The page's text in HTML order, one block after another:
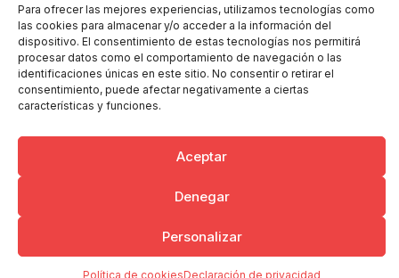
Para ofrecer las mejores experiencias, utilizamos tecnologías como
las cookies para almacenar y/o acceder a la información del
dispositivo. El consentimiento de estas tecnologías nos permitirá
procesar datos como el comportamiento de navegación o las
identificaciones únicas en este sitio. No consentir o retirar el
consentimiento, puede afectar negativamente a ciertas
características y funciones.
Aceptar
Denegar
Personalizar
Política de cookiesDeclaración de privacidad